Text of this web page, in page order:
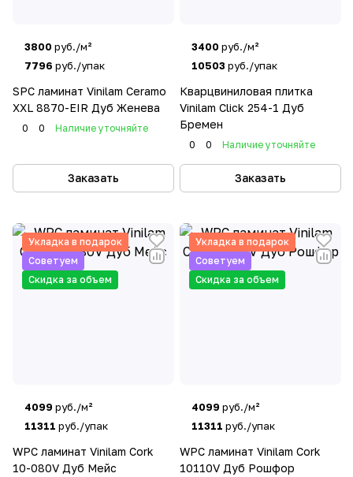
3800 руб./м²
7796 руб./упак
SPC ламинат Vinilam Ceramo
XXL 8870-EIR Дуб Женева
0 0 Наличие уточняйте
Заказать
3400 руб./м²
10503 руб./упак
Кварцвиниловая плитка
Vinilam Click 254-1 Дуб
Бремен
0 0 Наличие уточняйте
Заказать
Укладка в подарок
Советуем
Скидка за объем
4099 руб./м²
11311 руб./упак
WPC ламинат Vinilam Cork
10-080V Дуб Мейс
Укладка в подарок
Советуем
Скидка за объем
4099 руб./м²
11311 руб./упак
WPC ламинат Vinilam Cork
10110V Дуб Рошфор